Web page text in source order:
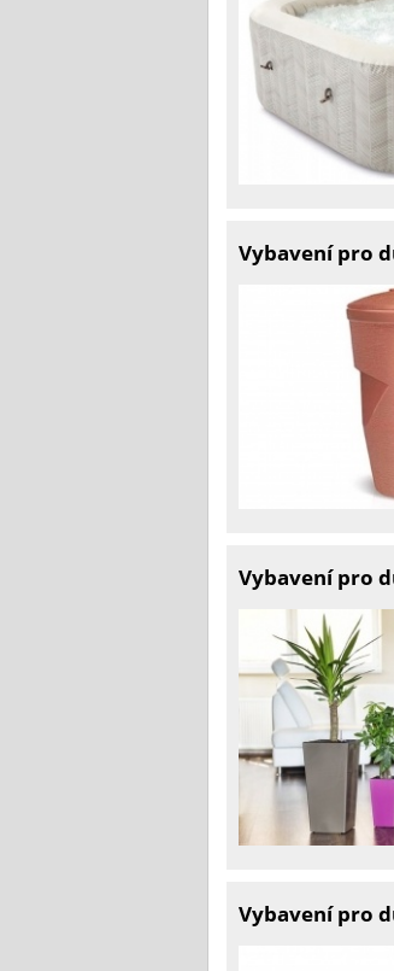
Vybavení pro
Vybavení pro
Vybavení pro